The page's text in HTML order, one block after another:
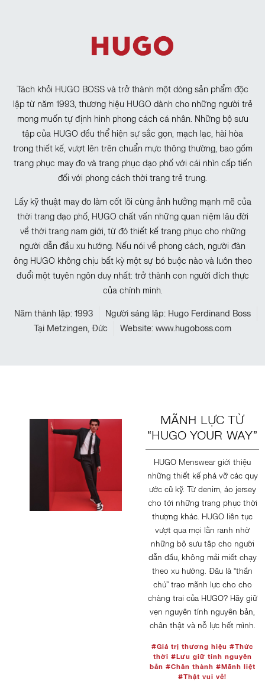
Tách khỏi HUGO BOSS và trở thành một dòng sản phẩm độc
lập từ năm 1993, thương hiệu HUGO dành cho những người trẻ
mong muốn tự định hình phong cách cá nhân. Những bộ sưu
tập của HUGO đều thể hiện sự sắc gọn, mạch lạc, hài hòa
trong thiết kế, vượt lên trên chuẩn mực thông thường, bao gồm
trang phục may đo và trang phục dạo phố với cái nhìn cấp tiến
đối với phong cách thời trang trẻ trung.
Lấy kỹ thuật may đo làm cốt lõi cùng ảnh hưởng mạnh mẽ của
thời trang dạo phố, HUGO chất vấn những quan niệm lâu đời
về thời trang nam giới, từ đó thiết kế trang phục cho những
người dẫn đầu xu hướng. Nếu nói về phong cách, người đàn
ông HUGO không chịu bất kỳ một sự bó buộc nào và luôn theo
đuổi một tuyên ngôn duy nhất: trở thành con người đích thực
của chính mình.
Năm thành lập: 1993
Người sáng lập: Hugo Ferdinand Boss
Tại Metzingen, Đức
Website: www.hugoboss.com
MÃNH LỰC TỪ
“HUGO YOUR WAY”
HUGO Menswear giới thiệu
những thiết kế phá vỡ các quy
ước cũ kỹ. Từ denim, áo jersey
cho tới những trang phục thời
thượng khác. HUGO liên tục
vượt qua mọi lằn ranh nhờ
những bộ sưu tập cho người
dẫn đầu, không mải miết chạy
theo xu hướng. Đâu là “thần
chú” trao mãnh lực cho cho
chàng trai của HUGO? Hãy giữ
vẹn nguyên tính nguyên bản,
chân thật và nỗ lực hết mình.
#Giá trị thương hiệu #Thức
thời #Lưu giữ tính nguyên
bản #Chân thành #Mãnh liệt
#Thật vui vẻ!